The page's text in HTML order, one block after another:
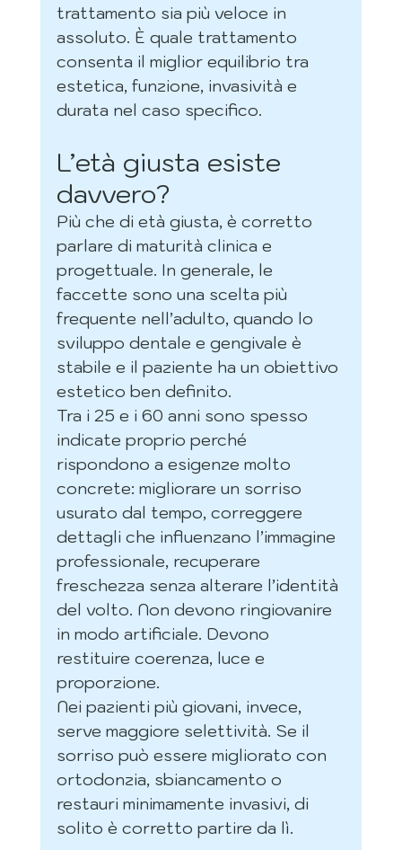
trattamento sia più veloce in
assoluto. È quale trattamento
consenta il miglior equilibrio tra
estetica, funzione, invasività e
durata nel caso specifico.
L’età giusta esiste
davvero?
Più che di età giusta, è corretto
parlare di maturità clinica e
progettuale. In generale, le
faccette sono una scelta più
frequente nell’adulto, quando lo
sviluppo dentale e gengivale è
stabile e il paziente ha un obiettivo
estetico ben definito.
Tra i 25 e i 60 anni sono spesso
indicate proprio perché
rispondono a esigenze molto
concrete: migliorare un sorriso
usurato dal tempo, correggere
dettagli che influenzano l’immagine
professionale, recuperare
freschezza senza alterare l’identità
del volto. Non devono ringiovanire
in modo artificiale. Devono
restituire coerenza, luce e
proporzione.
Nei pazienti più giovani, invece,
serve maggiore selettività. Se il
sorriso può essere migliorato con
ortodonzia, sbiancamento o
restauri minimamente invasivi, di
solito è corretto partire da lì.